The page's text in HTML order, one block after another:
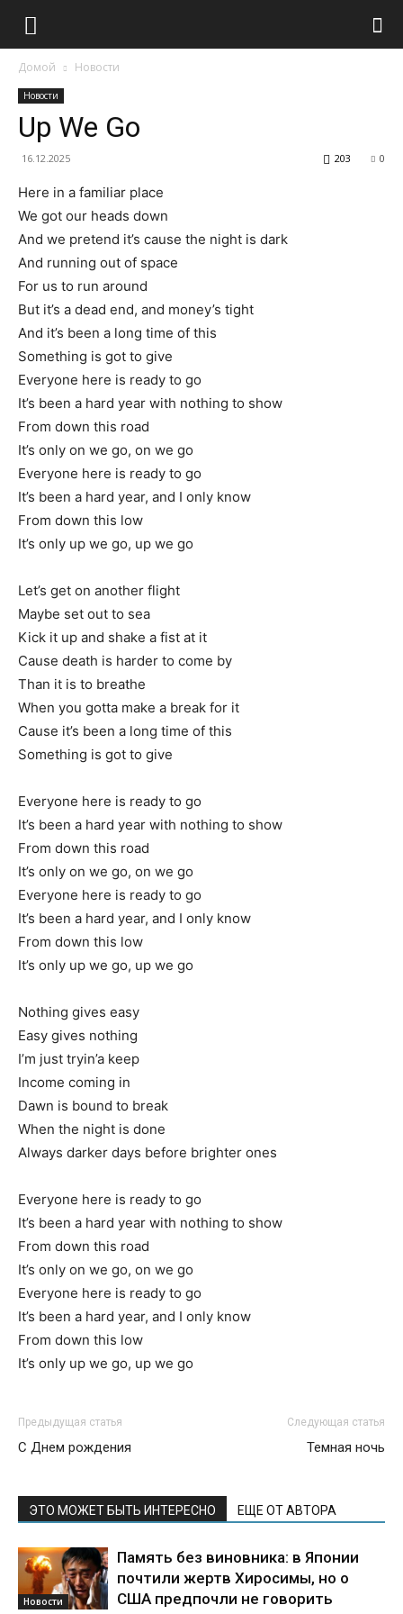
Домой Новости
Новости
Up We Go
16.12.2025 0
203
Here in a familiar place
We got our heads down
And we pretend it’s cause the night is dark
And running out of space
For us to run around
But it’s a dead end, and money’s tight
And it’s been a long time of this
Something is got to give
Everyone here is ready to go
It’s been a hard year with nothing to show
From down this road
It’s only on we go, on we go
Everyone here is ready to go
It’s been a hard year, and I only know
From down this low
It’s only up we go, up we go
Let’s get on another flight
Maybe set out to sea
Kick it up and shake a fist at it
Cause death is harder to come by
Than it is to breathe
When you gotta make a break for it
Cause it’s been a long time of this
Something is got to give
Everyone here is ready to go
It’s been a hard year with nothing to show
From down this road
It’s only on we go, on we go
Everyone here is ready to go
It’s been a hard year, and I only know
From down this low
It’s only up we go, up we go
Nothing gives easy
Easy gives nothing
I’m just tryin’a keep
Income coming in
Dawn is bound to break
When the night is done
Always darker days before brighter ones
Everyone here is ready to go
It’s been a hard year with nothing to show
From down this road
It’s only on we go, on we go
Everyone here is ready to go
It’s been a hard year, and I only know
From down this low
It’s only up we go, up we go
Предыдущая статья
С Днем рождения
Следующая статья
Темная ночь
ЭТО МОЖЕТ БЫТЬ ИНТЕРЕСНО ЕЩЕ ОТ АВТОРА
Новости
Память без виновника: в Японии
почтили жертв Хиросимы, но о
США предпочли не говорить